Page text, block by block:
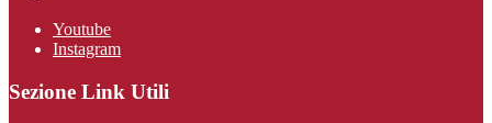
Youtube
Instagram
Sezione Link Utili